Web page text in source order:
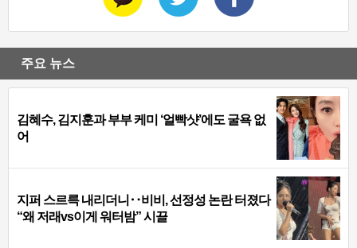
주요 뉴스
김혜수, 김지훈과 부부 케미 ‘얼빡샷’에도 굴욕 없
어
지퍼 스르륵 내리더니‥비비, 선정성 논란 터졌다
“왜 저래vs이게 워터밤” 시끌